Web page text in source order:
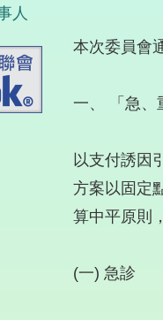
本次委員會
一、 「急、
以支付誘因
方案以固定
算中平原則
(一) 急診